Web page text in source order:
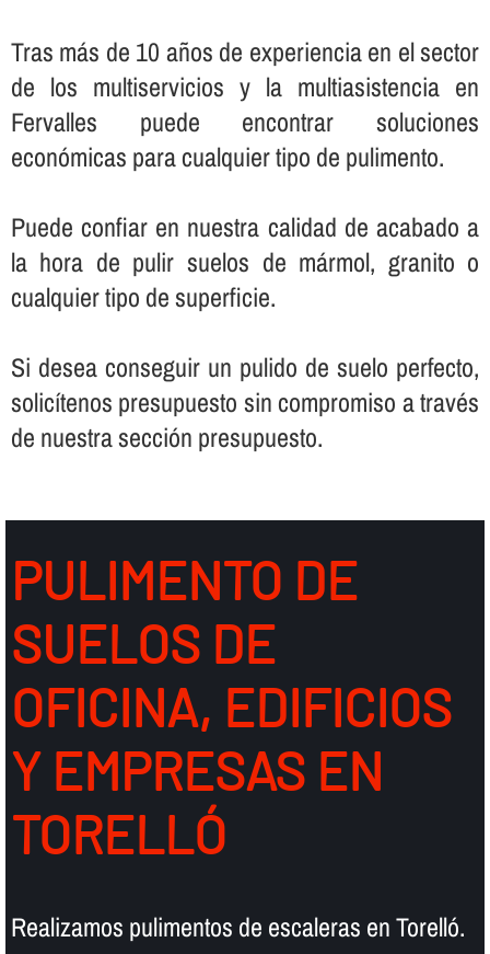
Tras más de 10 años de experiencia en el sector
de los multiservicios y la multiasistencia en
Fervalles puede encontrar soluciones
económicas para cualquier tipo de pulimento.
Puede confiar en nuestra calidad de acabado a
la hora de pulir suelos de mármol, granito o
cualquier tipo de superficie.
Si desea conseguir un pulido de suelo perfecto,
solicí­tenos presupuesto sin compromiso a través
de nuestra sección presupuesto.
PULIMENTO DE
SUELOS DE
OFICINA, EDIFICIOS
Y EMPRESAS EN
TORELLÓ
Realizamos pulimentos de escaleras en Torelló.